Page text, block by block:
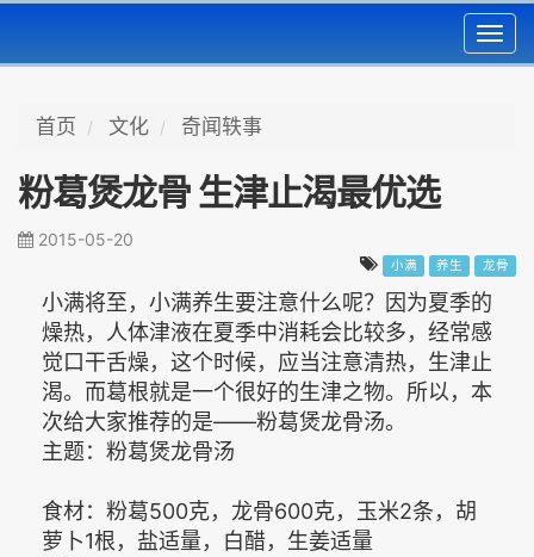
首页 文化 奇闻轶事
粉葛煲龙骨 生津止渴最优选
2015-05-20
小满 养生 龙骨
小满将至，小满养生要注意什么呢？因为夏季的
燥热，人体津液在夏季中消耗会比较多，经常感
觉口干舌燥，这个时候，应当注意清热，生津止
渴。而葛根就是一个很好的生津之物。所以，本
次给大家推荐的是——粉葛煲龙骨汤。
主题：粉葛煲龙骨汤
食材：粉葛500克，龙骨600克，玉米2条，胡
萝卜1根，盐适量，白醋，生姜适量